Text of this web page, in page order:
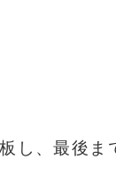
し、最後ま